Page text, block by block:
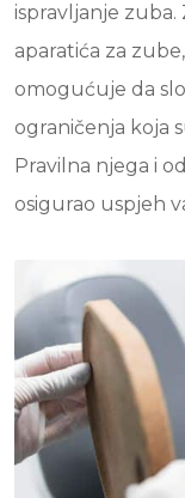
ispravljanje
aparatića za
omogućuje da
ograničenja koja
Pravilna njega i
osigurao uspjeh